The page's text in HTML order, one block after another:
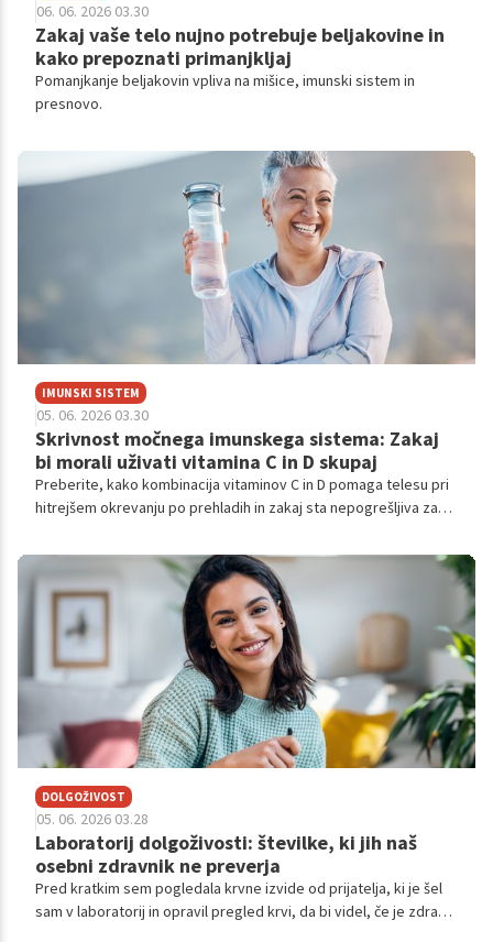
06. 06. 2026 03.30
Zakaj vaše telo nujno potrebuje beljakovine in
kako prepoznati primanjkljaj
Pomanjkanje beljakovin vpliva na mišice, imunski sistem in
presnovo.
IMUNSKI SISTEM
05. 06. 2026 03.30
Skrivnost močnega imunskega sistema: Zakaj
bi morali uživati vitamina C in D skupaj
Preberite, kako kombinacija vitaminov C in D pomaga telesu pri
hitrejšem okrevanju po prehladih in zakaj sta nepogrešljiva za
DOLGOŽIVOST
05. 06. 2026 03.28
Laboratorij dolgoživosti: številke, ki jih naš
osebni zdravnik ne preverja
Pred kratkim sem pogledala krvne izvide od prijatelja, ki je šel
sam v laboratorij in opravil pregled krvi, da bi videl, če je zdrav.